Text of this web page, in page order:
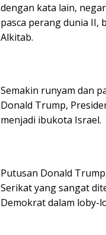
dengan kata lain,
pasca perang dunia II,
Alkitab.
Semakin runyam dan
Donald Trump,
menjadi ibukota Israel.
Putusan Donald
Serikat yang sangat
Demokrat dalam loby-